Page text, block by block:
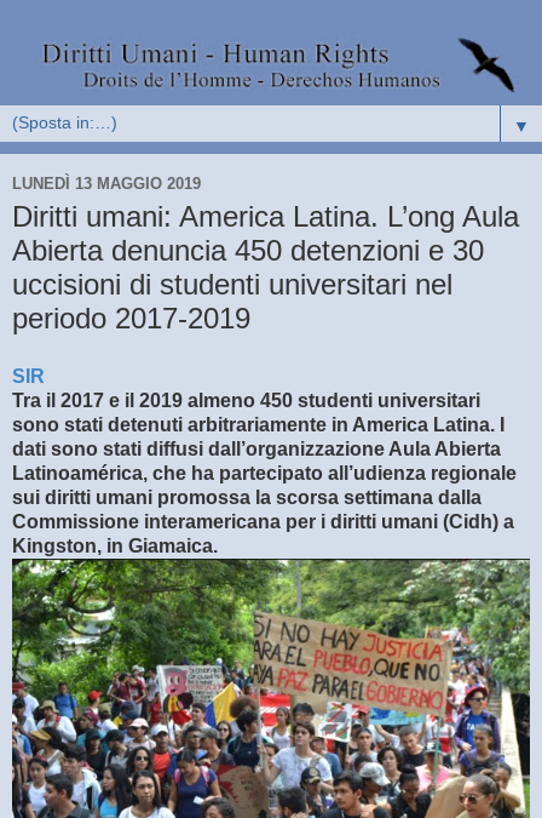
▼
LUNEDÌ 13 MAGGIO 2019
Diritti umani: America Latina. L’ong Aula
Abierta denuncia 450 detenzioni e 30
uccisioni di studenti universitari nel
periodo 2017-2019
SIR
Tra il 2017 e il 2019 almeno 450 studenti universitari
sono stati detenuti arbitrariamente in America Latina. I
dati sono stati diffusi dall’organizzazione Aula Abierta
Latinoamérica, che ha partecipato all’udienza regionale
sui diritti umani promossa la scorsa settimana dalla
Commissione interamericana per i diritti umani (Cidh) a
Kingston, in Giamaica.